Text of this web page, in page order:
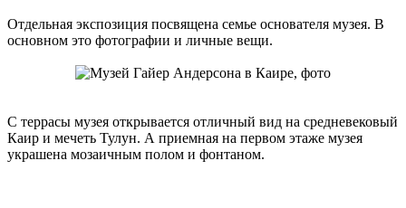
Отдельная экспозиция посвящена семье основателя музея. В
основном это фотографии и личные вещи.
С террасы музея открывается отличный вид на средневековый
Каир и мечеть Тулун. А приемная на первом этаже музея
украшена мозаичным полом и фонтаном.